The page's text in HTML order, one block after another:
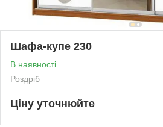
Шафа-купе 230
В наявності
Роздріб
Ціну уточнюйте